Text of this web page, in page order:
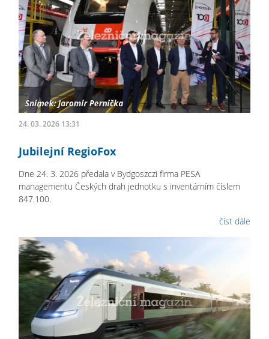
24. 03. 2026 13:31
Jubilejní RegioFox
Dne 24. 3. 2026 předala v Bydgoszczi firma PESA
managementu Českých drah jednotku s inventárním číslem
847.100.
číst dále